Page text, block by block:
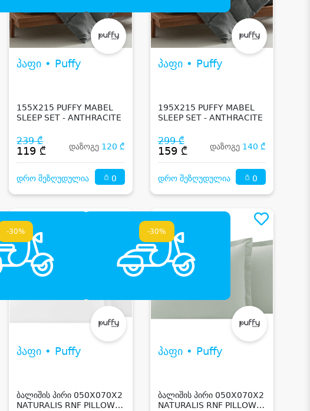
პაფი • Puffy
155X215 PUFFY MABEL
SLEEP SET - ANTHRACITE
239 ₾
119 ₾ დაზოგე 120 ₾
დრო შეზღუდულია 0
პაფი • Puffy
195X215 PUFFY MABEL
SLEEP SET - ANTHRACITE
299 ₾
159 ₾ დაზოგე 140 ₾
დრო შეზღუდულია 0
-30%
პაფი • Puffy
ბალიშის პირი 050X070X2
NATURALIS RNF PILLOW
-30%
პაფი • Puffy
ბალიშის პირი 050X070X2
NATURALIS RNF PILLOW